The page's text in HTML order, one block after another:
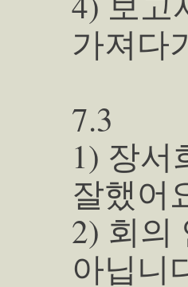
가져다
7.3
1) 장서
잘했어
2) 회의
아닙니